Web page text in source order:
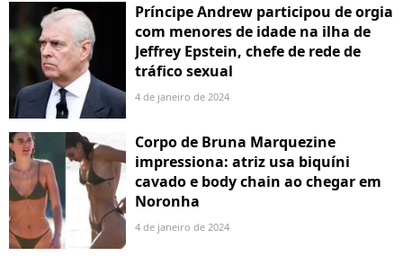
Príncipe Andrew participou de orgia
com menores de idade na ilha de
Jeffrey Epstein, chefe de rede de
tráfico sexual
4 de janeiro de 2024
Corpo de Bruna Marquezine
impressiona: atriz usa biquíni
cavado e body chain ao chegar em
Noronha
4 de janeiro de 2024